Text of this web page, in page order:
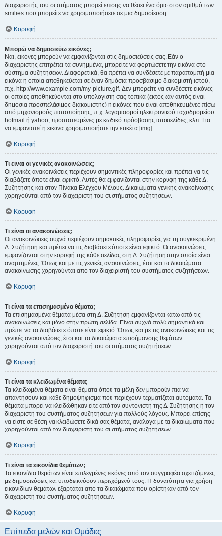
διαχειριστής του συστήματος μπορεί επίσης να θέσει ένα όριο στον αριθμό των
smilies που μπορείτε να χρησιμοποιήσετε σε μια δημοσίευση.
Κορυφή
Μπορώ να δημοσιεύω εικόνες;
Ναι, εικόνες μπορούν να εμφανίζονται στις δημοσιεύσεις σας. Εάν ο
διαχειριστής επιτρέπει τα συνημμένα, μπορείτε να φορτώσετε την εικόνα στο
σύστημα συζητήσεων. Διαφορετικά, θα πρέπει να συνδέσετε με παραπομπή μία
εικόνα η οποία αποθηκεύεται σε έναν δημόσια προσβάσιμο διακομιστή ιστού,
π.χ. http://www.example.com/my-picture.gif. Δεν μπορείτε να συνδέσετε εικόνες
οι οποίες αποθηκεύονται στο υπολογιστή σας τοπικά (εκτός εάν αυτός είναι
δημόσια προσπελάσιμος διακομιστής) ή εικόνες που είναι αποθηκευμένες πίσω
από μηχανισμούς πιστοποίησης, π.χ. λογαριασμοί ηλεκτρονικού ταχυδρομείου
hotmail ή yahoo, προστατευμένες με κωδικό πρόσβασης ιστοσελίδες, κλπ. Για
να εμφανιστεί η εικόνα χρησιμοποιήστε την ετικέτα [img].
Κορυφή
Τι είναι οι γενικές ανακοινώσεις;
Οι γενικές ανακοινώσεις περιέχουν σημαντικές πληροφορίες και πρέπει να τις
διαβάζετε όποτε είναι εφικτό. Αυτές θα εμφανίζονται στην κορυφή της κάθε Δ.
Συζήτησης και στον Πίνακα Ελέγχου Μέλους. Δικαιώματα γενικής ανακοίνωσης
χορηγούνται από τον διαχειριστή του συστήματος συζητήσεων.
Κορυφή
Τι είναι οι ανακοινώσεις;
Οι ανακοινώσεις συχνά περιέχουν σημαντικές πληροφορίες για τη συγκεκριμένη
Δ. Συζήτηση και πρέπει να τις διαβάσετε όποτε είναι εφικτό. Οι ανακοινώσεις
εμφανίζονται στην κορυφή της κάθε σελίδας στη Δ. Συζήτηση στην οποία είναι
αναρτημένες. Όπως και με τις γενικές ανακοινώσεις, έτσι και τα δικαιώματα
ανακοίνωσης χορηγούνται από τον διαχειριστή του συστήματος συζητήσεων.
Κορυφή
Τι είναι τα επισημασμένα θέματα;
Τα επισημασμένα θέματα μέσα στη Δ. Συζήτηση εμφανίζονται κάτω από τις
ανακοινώσεις και μόνο στην πρώτη σελίδα. Είναι συχνά πολύ σημαντικά και
πρέπει να τα διαβάσετε όποτε είναι εφικτό. Όπως και με τις ανακοινώσεις και τις
γενικές ανακοινώσεις, έτσι και τα δικαιώματα επισήμανσης θεμάτων
χορηγούνται από τον διαχειριστή του συστήματος συζητήσεων.
Κορυφή
Τι είναι τα κλειδωμένα θέματα;
Τα κλειδωμένα θέματα είναι θέματα όπου τα μέλη δεν μπορούν πια να
απαντήσουν και κάθε δημοψήφισμα που περιέχουν τερματίζεται αυτόματα. Τα
θέματα μπορεί να κλειδώθηκαν είτε από τον συντονιστή της Δ. Συζήτησης ή τον
διαχειριστή του συστήματος συζητήσεων για πολλούς λόγους. Μπορεί επίσης
να είστε σε θέση να κλειδώσετε δικά σας θέματα, ανάλογα με τα δικαιώματα που
χορηγούνται από τον διαχειριστή του συστήματος συζητήσεων.
Κορυφή
Τι είναι τα εικονίδια θεμάτων;
Τα εικονίδια θεμάτων είναι επιλεγμένες εικόνες από τον συγγραφέα σχετιζόμενες
με δημοσιεύσεις και υποδεικνύουν περιεχόμενό τους. Η δυνατότητα για χρήση
εικονιδίων θεμάτων εξαρτάται από τα δικαιώματα που ορίστηκαν από τον
διαχειριστή του συστήματος συζητήσεων.
Κορυφή
Επίπεδα μελών και Ομάδες